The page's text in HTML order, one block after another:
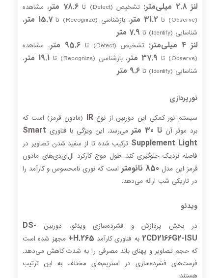
لنز 2.8 میلی‌متر: تشخیص (Detect) تا 78.6 متر
، مشاهده
(Observe) تا
31.2 متر ، بازشناسی (Recognize) تا 15.7 متر
،
شناسایی (Identify) تا
7.9 متر
لنز 4 میلی‌متر:
تشخیص (Detect) تا 95.6 متر
، مشاهده
(Observe) تا
37.9 متر ، بازشناسی (Recognize) تا 19.1 متر
،
شناسایی (Identify) تا
9.6 متر
نورپردازی
سیستم نور کمکی این دوربین از نوعIR (مادون قرمز) است که
برد موثر آنتا 30 متر می‌رسد. این ویژگی با فناوری Smart
Supplement Light ترکیب شده تا از سفید شدن تصاویر در
فاصله نزدیک جلوگیری کند. طول موج کارکرد ال‌ای‌دی‌های مادون
قرمز این مدل 850 نانومتر
است که نوری نامحسوس و کارآمد را
در تاریکی شب ارائه می‌دهد.
ویدئو
در بخش پردازش و فشرده‌سازی ویدئو، دوربین DS-
2CD2166G2-ISUبه فناوری کارآمد H.265+
مجهز شده است
که حجم تصاویر و پهنای باند مصرفی را به شدت کاهش می‌دهد.
فرمت‌های فشرده‌سازی در استریم‌های مختلف به این ترتیب
هستند: